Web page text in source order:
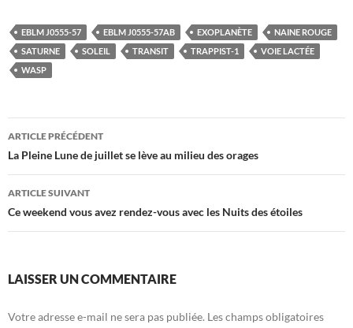
EBLM J0555-57 EBLM J0555-57AB EXOPLANÈTE
NAINE ROUGE
SATURNE
SOLEIL TRANSIT TRAPPIST-1
VOIE LACTÉE
WASP
Navigation
des
articles
ARTICLE PRÉCÉDENT
La Pleine Lune de juillet se lève au milieu des orages
ARTICLE SUIVANT
Ce weekend vous avez rendez-vous avec les Nuits des étoiles
LAISSER UN COMMENTAIRE
Votre adresse e-mail ne sera pas publiée. Les champs obligatoires